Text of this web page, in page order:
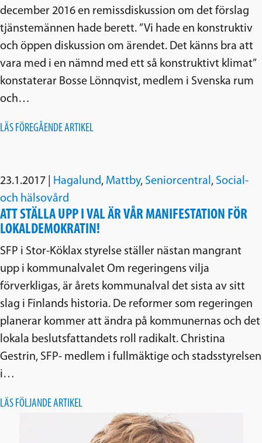
december 2016 en remissdiskussion om det förslag
tjänstemännen hade berett. ”Vi hade en konstruktiv
och öppen diskussion om ärendet. Det känns bra att
vara med i en nämnd med ett så konstruktivt klimat”
konstaterar Bosse Lönnqvist, medlem i Svenska rum
och…
LÄS FÖREGÅENDE ARTIKEL
23.1.2017 Hagalund, Mattby, Seniorcentral , Social-
och hälsovård
ATT STÄLLA UPP I VAL ÄR VÅR MANIFESTATION FÖR
LOKALDEMOKRATIN!
SFP i Stor-Köklax styrelse ställer nästan mangrant
upp i kommunalvalet Om regeringens vilja
förverkligas, är årets kommunalval det sista av sitt
slag i Finlands historia. De reformer som regeringen
planerar kommer att ändra på kommunernas och det
lokala beslutsfattandets roll radikalt. Christina
Gestrin, SFP- medlem i fullmäktige och stadsstyrelsen
i…
LÄS FÖLJANDE ARTIKEL